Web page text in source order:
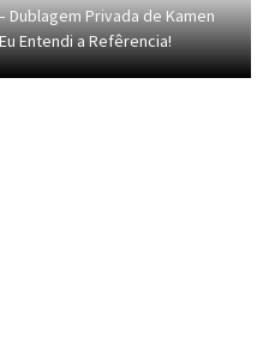
– Dublagem Privada de Kamen
Entendi a Refêrencia!